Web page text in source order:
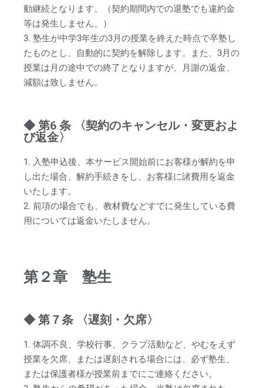
動継続となります。（契約期間内での退塾でも違約金
等は発生しません。）
3. 塾生が中学3年生の3月の授業を終えた時点で卒塾し
たものとし、自動的に契約を解除します。また、3月の
授業は月の途中での終了となりますが、月謝の返金、
減額は致しません。
◆ 第6 条 〈契約のキャンセル・変更およ
び返金〉
1. 入塾申込後、本サービス開始前にお客様が解約を申
し出た場合、解約手続きをし、お客様に諸費用を返金
いたします。
2. 前項の場合でも、教材費などすでに発生している費
用については返金いたしません。
第２章 塾生
◆ 第７条 〈遅刻・欠席〉
1. 体調不良、学校行事、クラブ活動など、やむをえず
授業を欠席、または遅刻される場合には、必ず塾生、
または保護者様が授業前までにご連絡ください。